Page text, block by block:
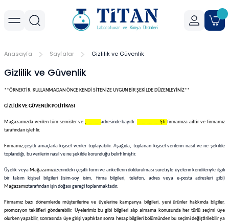
Geri Dön
Otomatik Pipetler
Geri Dön
Geri Dön
Bagetler
Cam Kapaklar
Şırınga Filtreleri
Cam Havanlar
Bunzen Bekleri
Pensler
Numune Kapları
Plastik Balon Jojeler
Krozeler
Anasayfa Sayfalar Gizlilik ve Güvenlik
Gizlilik ve Güvenlik
**ÖRNEKTİR. KULLANMADAN ÖNCE KENDİ SİTENİZE UYGUN BİR ŞEKİLDE DÜZENLEYİNİZ**
GİZLİLİK VE GÜVENLİK POLİTİKASI
Mağazamızda verilen tüm servisler ve ,…………adresinde kayıtlı ……………….Şti.firmamıza aittir ve firmamız
tarafından işletilir.
Firmamız,çeşitli amaçlarla kişisel veriler toplayabilir. Aşağıda, toplanan kişisel verilerin nasıl ve ne şekilde
toplandığı, bu verilerin nasıl ve ne şekilde korunduğu belirtilmiştir.
Üyelik veya Mağazamızüzerindeki çeşitli form ve anketlerin doldurulması suretiyle üyelerin kendileriyle ilgili
bir takım kişisel bilgileri (isim-soy isim, firma bilgileri, telefon, adres veya e-posta adresleri gibi)
Mağazamıztarafından işin doğası gereği toplanmaktadır.
Firmamız bazı dönemlerde müşterilerine ve üyelerine kampanya bilgileri, yeni ürünler hakkında bilgiler,
promosyon teklifleri gönderebilir. Üyelerimiz bu gibi bilgileri alıp almama konusunda her türlü seçimi üye
olurken yapabilir, sonrasında üye girişi yaptıktan sonra hesap bilgileri bölümünden bu seçimi değiştirilebilir ya